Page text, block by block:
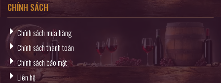
CHÍNH SÁCH
Chính sách mua hàng
Chính sách thanh toán
Chính sách bảo mật
Liên hệ